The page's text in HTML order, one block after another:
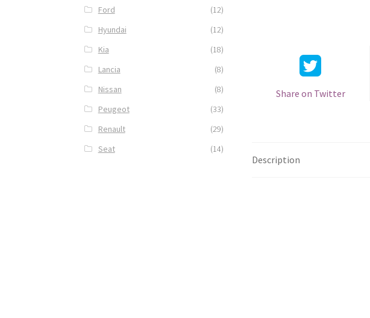
Share on Twitter
Description
Ford
(12)
Hyundai
(12)
Kia
(18)
Lancia
(8)
Nissan
(8)
Peugeot
(33)
Renault
(29)
Seat
(14)